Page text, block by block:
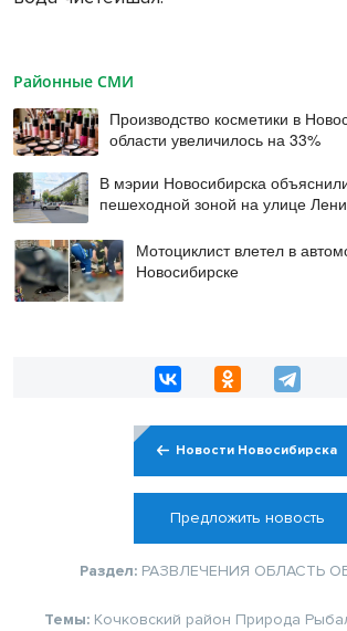
Районные СМИ
Производство косметики в
области увеличилось на 33%
В мэрии Новосибирска
пешеходной зоной на улице
Мотоциклист влетел в
Новосибирске
Новости Новосибирска
Предложить новость
Раздел: РАЗВЛЕЧЕНИЯ ОБЛАСТЬ
Темы: Кочковский район Природа